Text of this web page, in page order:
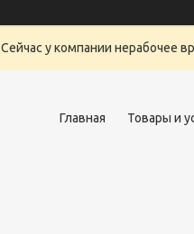
Сейчас у компании нерабочее
Главная Товары и